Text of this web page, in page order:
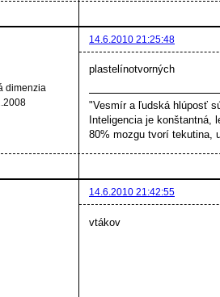
14.6.2010 21:25:48
dimenzia
plastelínotvorných
"Vesmír a ľudská hlúposť
Inteligencia je konštantná,
80% mozgu tvorí
14.6.2010 21:42:55
vtákov